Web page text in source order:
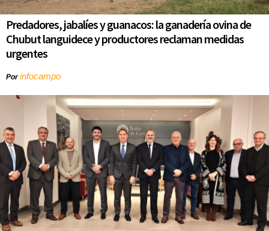
Predadores, jabalíes y guanacos: la ganadería ovina de
Chubut languidece y productores reclaman medidas
urgentes
Porinfocampo